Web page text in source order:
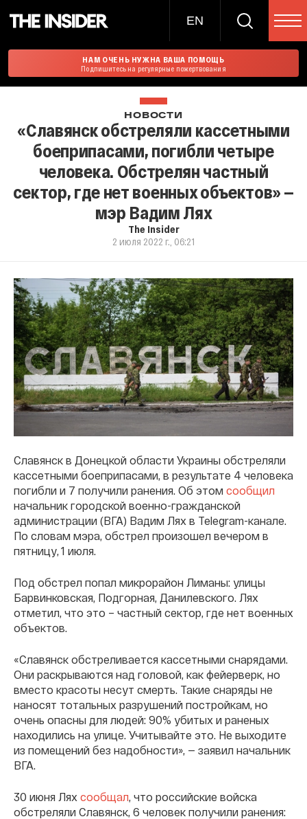
EN
НАМ ОЧЕНЬ НУЖНА ВАША ПОМОЩЬ
Подпишитесь на регулярные пожертвования
НОВОСТИ
«Славянск обстреляли кассетными
боеприпасами, погибли четыре
человека. Обстрелян частный
сектор, где нет военных объектов» —
мэр Вадим Лях
The Insider
2 июля 2022 г., 06:21
Славянск в Донецкой области Украины обстреляли
кассетными боеприпасами, в результате 4 человека
погибли и 7 получили ранения. Об этом сообщил
начальник городской военно-гражданской
администрации (ВГА) Вадим Лях в Telegram-канале.
По словам мэра, обстрел произошел вечером в
пятницу, 1 июля.
Под обстрел попал микрорайон Лиманы: улицы
Барвинковская, Подгорная, Данилевского. Лях
отметил, что это – частный сектор, где нет военных
объектов.
«Славянск обстреливается кассетными снарядами.
Они раскрываются над головой, как фейерверк, но
вместо красоты несут смерть. Такие снаряды не
наносят тотальных разрушений постройкам, но
очень опасны для людей: 90% убитых и раненых
находились на улице. Учитывайте это. Не выходите
из помещений без надобности», — заявил начальник
ВГА.
30 июня Лях сообщал , что российские войска
обстреляли Славянск, 6 человек получили ранения: